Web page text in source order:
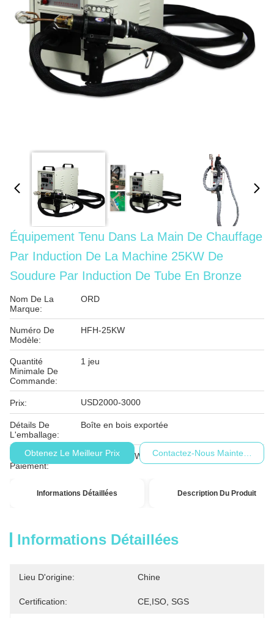
Équipement Tenu Dans La Main De Chauffage
Par Induction De La Machine 25KW De
Soudure Par Induction De Tube En Bronze
Nom De La
Marque:
ORD
Numéro De
Modèle:
HFH-25KW
Quantité
Minimale De
Commande:
1 jeu
Prix: USD2000-3000
Détails De
L'emballage:
Boîte en bois exportée
Conditions De
Paiement:
T/T, D/P, D/A, Western Union, MoneyGram
Obtenez Le Meilleur Prix Contactez-Nous Maintenant
Informations Détaillées Description Du Produit
Informations Détaillées
Lieu D'origine: Chine
Certification: CE,ISO, SGS